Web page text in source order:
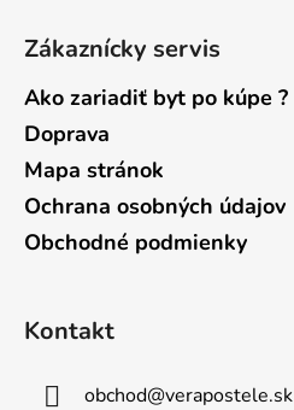
Zákaznícky servis
Ako zariadiť byt po kúpe ?
Doprava
Mapa stránok
Ochrana osobných údajov
Obchodné podmienky
Kontakt
obchod@verapostele.sk